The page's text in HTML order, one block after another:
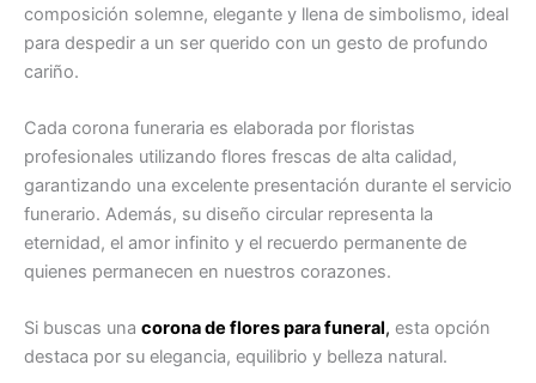
composición solemne, elegante y llena de simbolismo, ideal
para despedir a un ser querido con un gesto de profundo
cariño.
Cada corona funeraria es elaborada por floristas
profesionales utilizando flores frescas de alta calidad,
garantizando una excelente presentación durante el servicio
funerario. Además, su diseño circular representa la
eternidad, el amor infinito y el recuerdo permanente de
quienes permanecen en nuestros corazones.
Si buscas una corona de flores para funeral, esta opción
destaca por su elegancia, equilibrio y belleza natural.